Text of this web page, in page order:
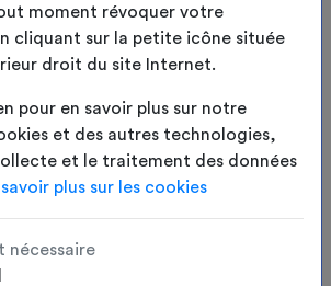
moment révoquer votre
cliquant sur la petite icône située
droit du site Internet.
pour en savoir plus sur notre
et des autres technologies,
et le traitement des données
savoir plus sur les cookies
nécessaire
APERÇU